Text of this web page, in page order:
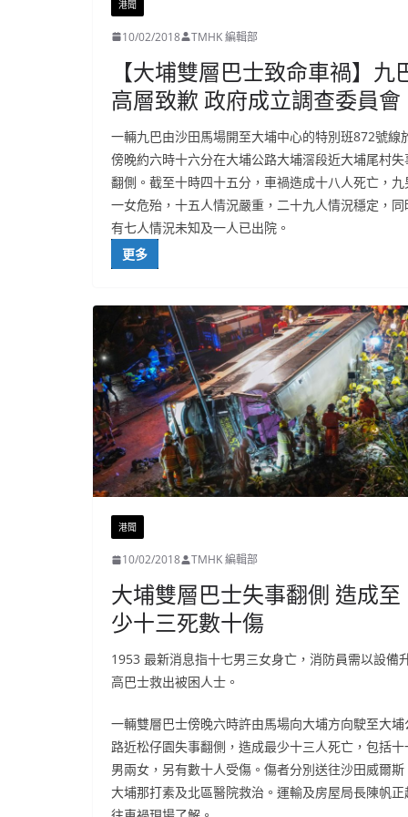
港聞
10/02/2018 TMHK 編輯部
【大埔雙層巴士致命車禍】九
高層致歉 政府成立調查委員會
一輛九巴由沙田馬場開至大埔中心的特別班872號線
傍晚約六時十六分在大埔公路大埔滘段近大埔尾村失
翻側。截至十時四十五分，車禍造成十八人死亡，九
一女危殆，十五人情況嚴重，二十九人情況穩定，同
有七人情況未知及一人已出院。
更多
港聞
10/02/2018 TMHK 編輯部
大埔雙層巴士失事翻側 造成至
少十三死數十傷
1953 最新消息指十七男三女身亡，消防員需以設備
高巴士救出被困人士。
一輛雙層巴士傍晚六時許由馬場向大埔方向駛至大埔
路近松仔園失事翻側，造成最少十三人死亡，包括十
男兩女，另有數十人受傷。傷者分別送往沙田威爾斯
大埔那打素及北區醫院救治。運輸及房屋局長陳帆正